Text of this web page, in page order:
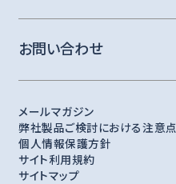
お問い合わせ
メールマガジン
弊社製品ご検討における注意点
個人情報保護方針
サイト利用規約
サイトマップ